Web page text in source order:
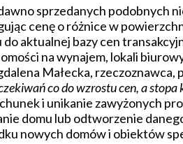
sprzedanych podobnych
cenę o różnice w
aktualnej bazy cen
na wynajem, lokali
Małecka, rzeczoznawca,
co do wzrostu cen, a
i unikanie zawyżonych
domu lub odtworzenie
nowych domów i obiektów